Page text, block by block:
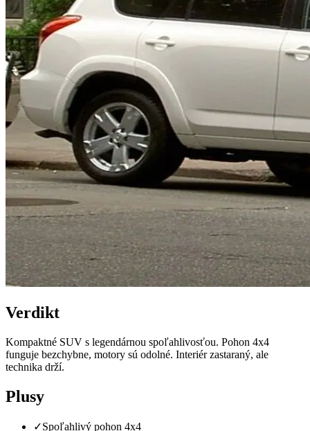
Verdikt
Kompaktné SUV s legendárnou spoľahlivosťou. Pohon 4x4
funguje bezchybne, motory sú odolné. Interiér zastaraný, ale
technika drží.
Plusy
✓Spoľahlivý pohon 4x4